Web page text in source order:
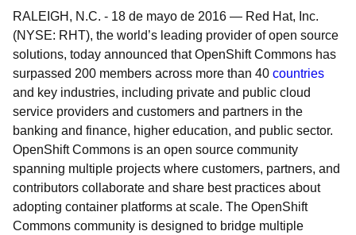
RALEIGH, N.C. - 18 de mayo de 2016 — Red Hat, Inc.
(NYSE: RHT), the world’s leading provider of open source
solutions, today announced that OpenShift Commons has
surpassed 200 members across more than 40 countries
and key industries, including private and public cloud
service providers and customers and partners in the
banking and finance, higher education, and public sector.
OpenShift Commons is an open source community
spanning multiple projects where customers, partners, and
contributors collaborate and share best practices about
adopting container platforms at scale. The OpenShift
Commons community is designed to bridge multiple